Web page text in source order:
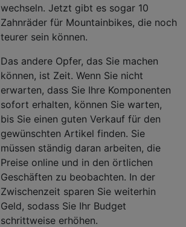
wechseln. Jetzt gibt es sogar 10
Zahnräder für Mountainbikes, die noch
teurer sein können.
Das andere Opfer, das Sie machen
können, ist Zeit. Wenn Sie nicht
erwarten, dass Sie Ihre Komponenten
sofort erhalten, können Sie warten,
bis Sie einen guten Verkauf für den
gewünschten Artikel finden. Sie
müssen ständig daran arbeiten, die
Preise online und in den örtlichen
Geschäften zu beobachten. In der
Zwischenzeit sparen Sie weiterhin
Geld, sodass Sie Ihr Budget
schrittweise erhöhen.